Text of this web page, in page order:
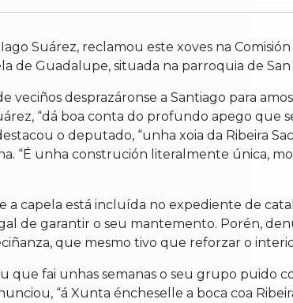
Suárez, reclamou este xoves na
de Guadalupe, situada na parroquia de San
veciños desprazáronse a Santiago para
“dá boa conta do profundo apego que
o deputado, “unha xoia da Ribeira
“É unha construción literalmente única,
a capela está incluída no expediente de
de garantir o seu mantemento. Porén,
que mesmo tivo que reforzar o
que fai unhas semanas o seu grupo puido
“á Xunta éncheselle a boca coa